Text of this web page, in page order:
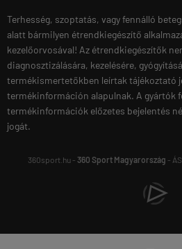
Terhesség, szoptatás, vagy fennálló
alatt bármilyen étrendkiegészítő
kezelőorvosával! Az étrendkiegészítők
diagnosztizálására, kezelésére,
termékismertetőkben leírtak tájékoztató
termékinformáción alapulnak. A gyártók
termékinformációk előzetes bejelentés
jogát.
360sport.hu - 360 Sport Magyarország -